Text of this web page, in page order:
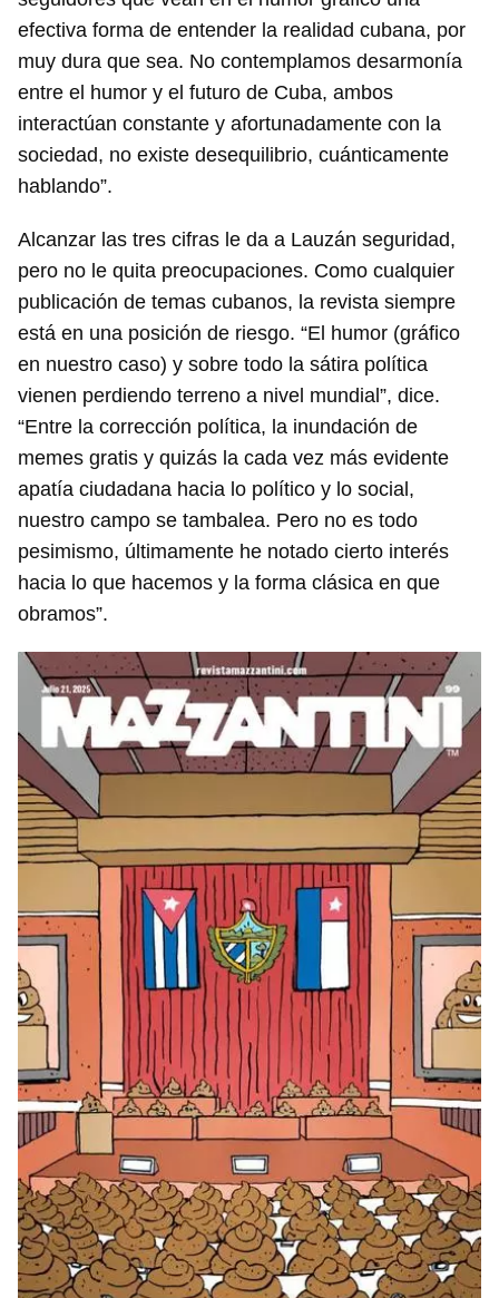
efectiva forma de entender la realidad cubana, por
muy dura que sea. No contemplamos desarmonía
entre el humor y el futuro de Cuba, ambos
interactúan constante y afortunadamente con la
sociedad, no existe desequilibrio, cuánticamente
hablando”.
Alcanzar las tres cifras le da a Lauzán seguridad,
pero no le quita preocupaciones. Como cualquier
publicación de temas cubanos, la revista siempre
está en una posición de riesgo. “El humor (gráfico
en nuestro caso) y sobre todo la sátira política
vienen perdiendo terreno a nivel mundial”, dice.
“Entre la corrección política, la inundación de
memes gratis y quizás la cada vez más evidente
apatía ciudadana hacia lo político y lo social,
nuestro campo se tambalea. Pero no es todo
pesimismo, últimamente he notado cierto interés
hacia lo que hacemos y la forma clásica en que
obramos”.